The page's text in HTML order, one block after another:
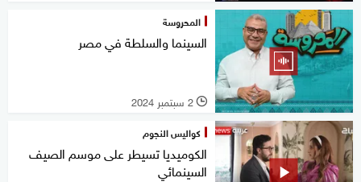
المحروسة
السينما والسلطة في مصر
l 2 سبتمبر 2024
كواليس النجوم
الكوميديا تسيطر على موسم الصيف
السينمائي